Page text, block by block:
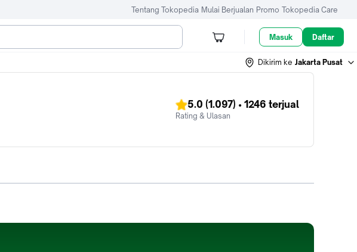
Tentang Tokopedia Mulai Berjualan Promo Tokopedia Care
Masuk Daftar
Dikirim ke Jakarta Pusat
5.0 (1.097) • 1246 terjual
Rating & Ulasan